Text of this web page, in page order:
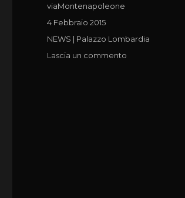
Autore
viaMontenapoleone
Pubblicato
4 Febbraio 2015
Categorie
NEWS | Palazzo Lombardia
Lascia un commento